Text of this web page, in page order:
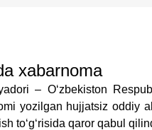
xabarnoma
– O‘zbekiston
yozilgan hujjatsiz oddiy
to‘g‘risida qaror qabul